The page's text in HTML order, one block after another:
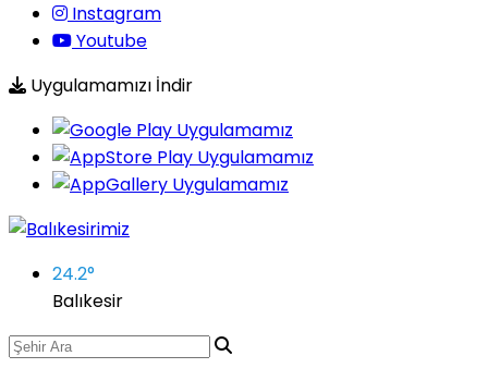
Instagram
Youtube
Uygulamamızı İndir
24.2°
Balıkesir